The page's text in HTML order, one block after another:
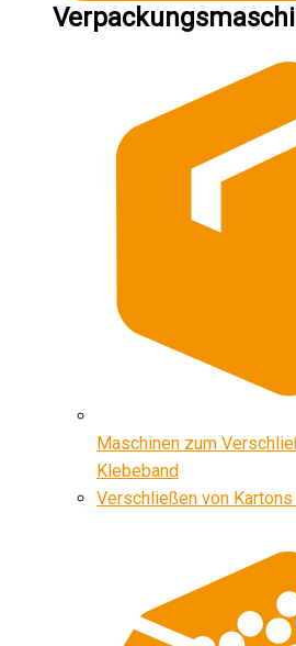
Maschinen zum
Klebeband
Verschließen von